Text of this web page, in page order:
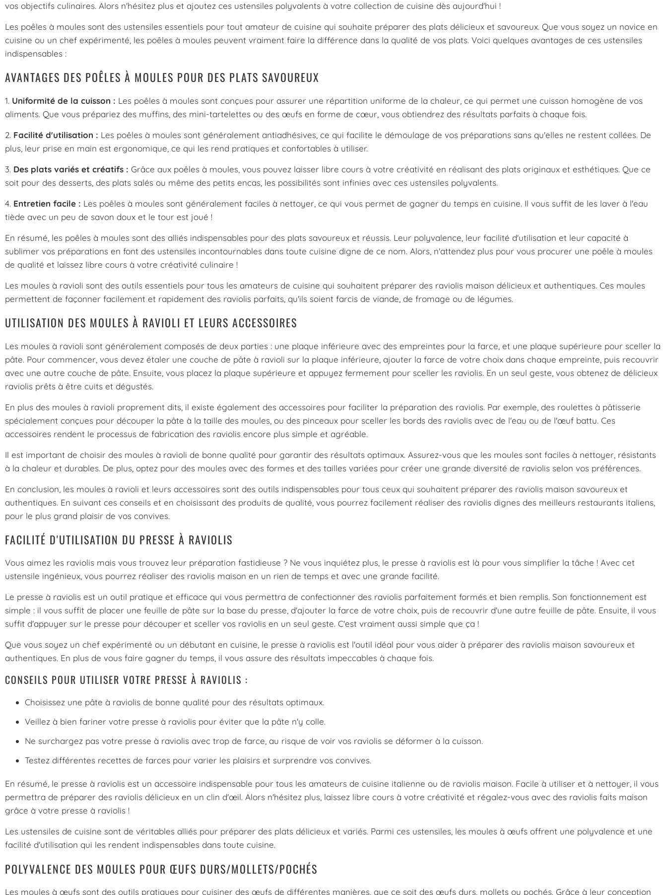
vos objectifs culinaires. Alors n'hésitez plus et ajoutez ces ustensiles polyvalents à votre collection de cuisine dès aujourd'hui !
Les poêles à moules sont des ustensiles essentiels pour tout amateur de cuisine qui souhaite préparer des plats délicieux et savoureux. Que vous soyez un novice en
cuisine ou un chef expérimenté, les poêles à moules peuvent vraiment faire la différence dans la qualité de vos plats. Voici quelques avantages de ces ustensiles
indispensables :
AVANTAGES DES POÊLES À MOULES POUR DES PLATS SAVOUREUX
1. Uniformité de la cuisson : Les poêles à moules sont conçues pour assurer une répartition uniforme de la chaleur, ce qui permet une cuisson homogène de vos
aliments. Que vous prépariez des muffins, des mini-tartelettes ou des œufs en forme de cœur, vous obtiendrez des résultats parfaits à chaque fois.
2. Facilité d'utilisation : Les poêles à moules sont généralement antiadhésives, ce qui facilite le démoulage de vos préparations sans qu'elles ne restent collées. De
plus, leur prise en main est ergonomique, ce qui les rend pratiques et confortables à utiliser.
3. Des plats variés et créatifs : Grâce aux poêles à moules, vous pouvez laisser libre cours à votre créativité en réalisant des plats originaux et esthétiques. Que ce
soit pour des desserts, des plats salés ou même des petits encas, les possibilités sont infinies avec ces ustensiles polyvalents.
4. Entretien facile : Les poêles à moules sont généralement faciles à nettoyer, ce qui vous permet de gagner du temps en cuisine. Il vous suffit de les laver à l'eau
tiède avec un peu de savon doux et le tour est joué !
En résumé, les poêles à moules sont des alliés indispensables pour des plats savoureux et réussis. Leur polyvalence, leur facilité d'utilisation et leur capacité à
sublimer vos préparations en font des ustensiles incontournables dans toute cuisine digne de ce nom. Alors, n'attendez plus pour vous procurer une poêle à moules
de qualité et laissez libre cours à votre créativité culinaire !
Les moules à ravioli sont des outils essentiels pour tous les amateurs de cuisine qui souhaitent préparer des raviolis maison délicieux et authentiques. Ces moules
permettent de façonner facilement et rapidement des raviolis parfaits, qu'ils soient farcis de viande, de fromage ou de légumes.
UTILISATION DES MOULES À RAVIOLI ET LEURS ACCESSOIRES
Les moules à ravioli sont généralement composés de deux parties : une plaque inférieure avec des empreintes pour la farce, et une plaque supérieure pour sceller la
pâte. Pour commencer, vous devez étaler une couche de pâte à ravioli sur la plaque inférieure, ajouter la farce de votre choix dans chaque empreinte, puis recouvrir
avec une autre couche de pâte. Ensuite, vous placez la plaque supérieure et appuyez fermement pour sceller les raviolis. En un seul geste, vous obtenez de délicieux
raviolis prêts à être cuits et dégustés.
En plus des moules à ravioli proprement dits, il existe également des accessoires pour faciliter la préparation des raviolis. Par exemple, des roulettes à pâtisserie
spécialement conçues pour découper la pâte à la taille des moules, ou des pinceaux pour sceller les bords des raviolis avec de l'eau ou de l'œuf battu. Ces
accessoires rendent le processus de fabrication des raviolis encore plus simple et agréable.
Il est important de choisir des moules à ravioli de bonne qualité pour garantir des résultats optimaux. Assurez-vous que les moules sont faciles à nettoyer, résistants
à la chaleur et durables. De plus, optez pour des moules avec des formes et des tailles variées pour créer une grande diversité de raviolis selon vos préférences.
En conclusion, les moules à ravioli et leurs accessoires sont des outils indispensables pour tous ceux qui souhaitent préparer des raviolis maison savoureux et
authentiques. En suivant ces conseils et en choisissant des produits de qualité, vous pourrez facilement réaliser des raviolis dignes des meilleurs restaurants italiens,
pour le plus grand plaisir de vos convives.
FACILITÉ D'UTILISATION DU PRESSE À RAVIOLIS
Vous aimez les raviolis mais vous trouvez leur préparation fastidieuse ? Ne vous inquiétez plus, le presse à raviolis est là pour vous simplifier la tâche ! Avec cet
ustensile ingénieux, vous pourrez réaliser des raviolis maison en un rien de temps et avec une grande facilité.
Le presse à raviolis est un outil pratique et efficace qui vous permettra de confectionner des raviolis parfaitement formés et bien remplis. Son fonctionnement est
simple : il vous suffit de placer une feuille de pâte sur la base du presse, d'ajouter la farce de votre choix, puis de recouvrir d'une autre feuille de pâte. Ensuite, il vous
suffit d'appuyer sur le presse pour découper et sceller vos raviolis en un seul geste. C'est vraiment aussi simple que ça !
Que vous soyez un chef expérimenté ou un débutant en cuisine, le presse à raviolis est l'outil idéal pour vous aider à préparer des raviolis maison savoureux et
authentiques. En plus de vous faire gagner du temps, il vous assure des résultats impeccables à chaque fois.
CONSEILS POUR UTILISER VOTRE PRESSE À RAVIOLIS :
Choisissez une pâte à raviolis de bonne qualité pour des résultats optimaux.
Veillez à bien fariner votre presse à raviolis pour éviter que la pâte n'y colle.
Ne surchargez pas votre presse à raviolis avec trop de farce, au risque de voir vos raviolis se déformer à la cuisson.
Testez différentes recettes de farces pour varier les plaisirs et surprendre vos convives.
En résumé, le presse à raviolis est un accessoire indispensable pour tous les amateurs de cuisine italienne ou de raviolis maison. Facile à utiliser et à nettoyer, il vous
permettra de préparer des raviolis délicieux en un clin d'œil. Alors n'hésitez plus, laissez libre cours à votre créativité et régalez-vous avec des raviolis faits maison
grâce à votre presse à raviolis !
Les ustensiles de cuisine sont de véritables alliés pour préparer des plats délicieux et variés. Parmi ces ustensiles, les moules à œufs offrent une polyvalence et une
facilité d'utilisation qui les rendent indispensables dans toute cuisine.
POLYVALENCE DES MOULES POUR ŒUFS DURS/MOLLETS/POCHÉS
Les moules à œufs sont des outils pratiques pour cuisiner des œufs de différentes manières, que ce soit des œufs durs, mollets ou pochés. Grâce à leur conception